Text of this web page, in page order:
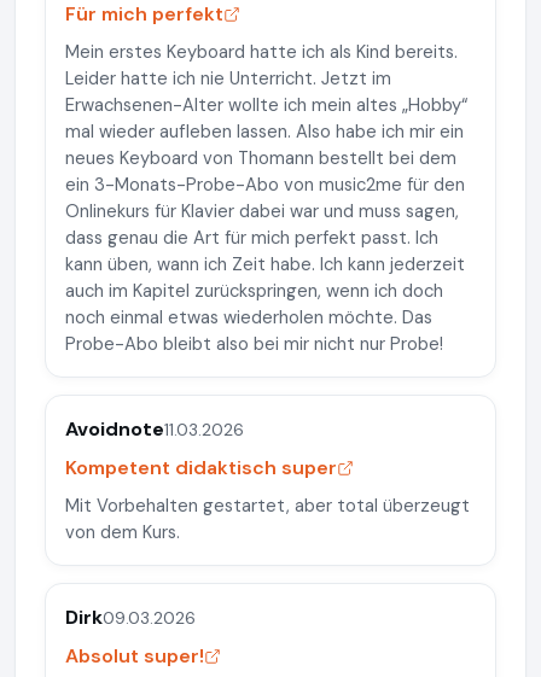
Für mich perfekt
Mein erstes Keyboard hatte ich als Kind bereits.
Leider hatte ich nie Unterricht. Jetzt im
Erwachsenen-Alter wollte ich mein altes „Hobby“
mal wieder aufleben lassen. Also habe ich mir ein
neues Keyboard von Thomann bestellt bei dem
ein 3-Monats-Probe-Abo von music2me für den
Onlinekurs für Klavier dabei war und muss sagen,
dass genau die Art für mich perfekt passt. Ich
kann üben, wann ich Zeit habe. Ich kann jederzeit
auch im Kapitel zurückspringen, wenn ich doch
noch einmal etwas wiederholen möchte. Das
Probe-Abo bleibt also bei mir nicht nur Probe!
Avoidnote11.03.2026
Kompetent didaktisch super
Mit Vorbehalten gestartet, aber total überzeugt
von dem Kurs.
Dirk09.03.2026
Absolut super!